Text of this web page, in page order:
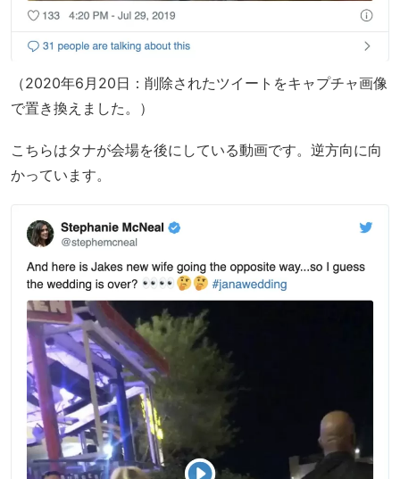
（2020年6月20日：削除されたツイートをキャプチャ画像
で置き換えました。）
こちらはタナが会場を後にしている動画です。逆方向に向
かっています。